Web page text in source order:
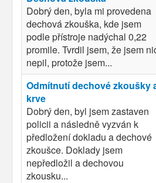
Dobrý den, byla mi provedena
dechová zkouška, kde jsem
podle přístroje nadýchal 0,22
promile. Tvrdil jsem, že jsem
nepil, protože jsem...
Odmítnutí dechové zkoušky
krve
Dobrý den, byl jsem zastaven
policii a následně vyzván k
předložení dokladu a dechové
zkoušce. Doklady jsem
nepředložil a dechovou
zkousku...